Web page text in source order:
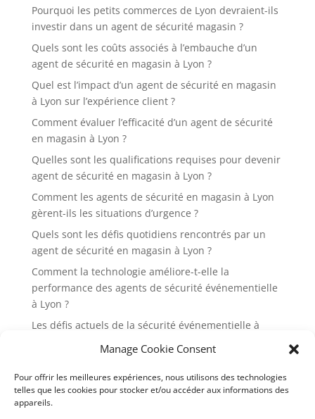
Manage Cookie Consent
Pour offrir les meilleures expériences, nous utilisons des technologies
telles que les cookies pour stocker et/ou accéder aux informations des
appareils.
Pourquoi les petits commerces de Lyon devraient-ils
investir dans un agent de sécurité magasin ?
Quels sont les coûts associés à l’embauche d’un
agent de sécurité en magasin à Lyon ?
Quel est l’impact d’un agent de sécurité en magasin
à Lyon sur l’expérience client ?
Comment évaluer l’efficacité d’un agent de sécurité
en magasin à Lyon ?
Quelles sont les qualifications requises pour devenir
agent de sécurité en magasin à Lyon ?
Comment les agents de sécurité en magasin à Lyon
gèrent-ils les situations d’urgence ?
Quels sont les défis quotidiens rencontrés par un
agent de sécurité en magasin à Lyon ?
Comment la technologie améliore-t-elle la
performance des agents de sécurité événementielle
à Lyon ?
Les défis actuels de la sécurité événementielle à
sécurité événementielle pour les festivals à Lyon ?
Quelles sont les 7 réglementations en vigueur pour